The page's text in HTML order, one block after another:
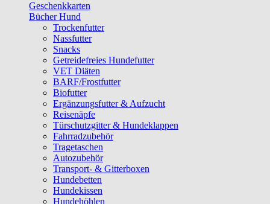
Geschenkkarten
Bücher Hund
Trockenfutter
Nassfutter
Snacks
Getreidefreies Hundefutter
VET Diäten
BARF/Frostfutter
Biofutter
Ergänzungsfutter & Aufzucht
Reisenäpfe
Türschutzgitter & Hundeklappen
Fahrradzubehör
Tragetaschen
Autozubehör
Transport- & Gitterboxen
Hundebetten
Hundekissen
Hundehöhlen